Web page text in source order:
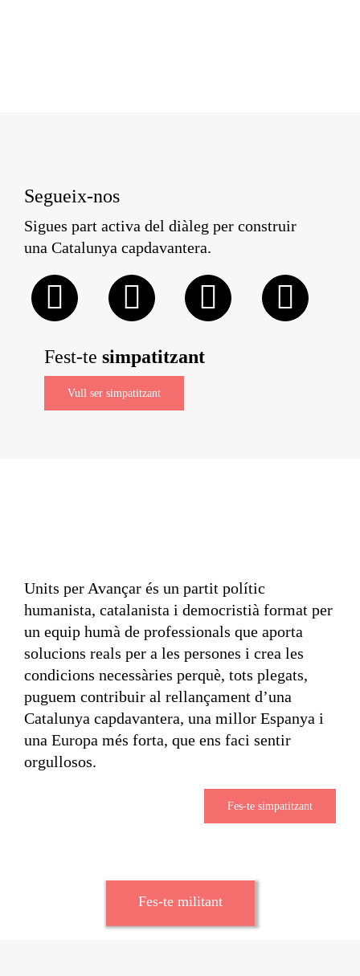
Segueix-nos
Sigues part activa del diàleg per construir
una Catalunya capdavantera.
Fest-te simpatitzant
Vull ser simpatitzant
Units per Avançar és un partit polític
humanista, catalanista i democristià format per
un equip humà de professionals que aporta
solucions reals per a les persones i crea les
condicions necessàries perquè, tots plegats,
puguem contribuir al rellançament d’una
Catalunya capdavantera, una millor Espanya i
una Europa més forta, que ens faci sentir
orgullosos.
Fes-te simpatitzant
Fes-te militant